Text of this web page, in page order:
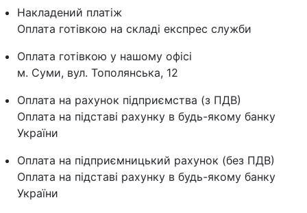
Накладений платіж
Оплата готівкою на складі експрес служби
Оплата готівкою у нашому офісі
м. Суми, вул. Тополянська, 12
Оплата на рахунок підприємства (з ПДВ)
Оплата на підставі рахунку в будь-якому банку
України
Оплата на підприємницький рахунок (без ПДВ)
Оплата на підставі рахунку в будь-якому банку
України